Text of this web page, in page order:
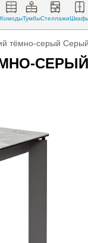
КомодыТумбыСтеллажи
тёмно-серый